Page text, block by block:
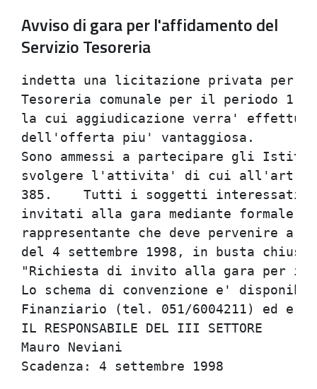
Avviso di gara per l'affidamento del
Servizio Tesoreria
indetta una licitazione
Tesoreria comunale per il
la cui aggiudicazione
dell'offerta
Sono ammessi a
svolgere l'attivita' di cui
385.    Tutti i soggetti
invitati alla gara
rappresentante che deve
del 4 settembre 1998, in busta
"Richiesta di invito alla
Lo schema di
Finanziario (tel. 051/
IL
Mauro